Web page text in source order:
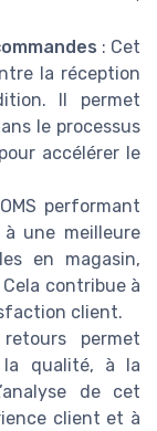
: Cet
la réception
Il permet
le processus
accélérer le
performant
une meilleure
en magasin,
contribue à
client.
permet
la qualité, à la
de cet
client et à